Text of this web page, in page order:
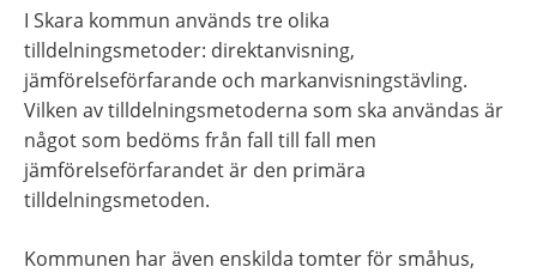
I Skara kommun används tre olika
tilldelningsmetoder: direktanvisning,
jämförelseförfarande och markanvisningstävling.
Vilken av tilldelningsmetoderna som ska användas är
något som bedöms från fall till fall men
jämförelseförfarandet är den primära
tilldelningsmetoden.
Kommunen har även enskilda tomter för småhus,